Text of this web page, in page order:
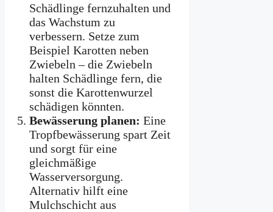
Schädlinge fernzuhalten und
das Wachstum zu
verbessern. Setze zum
Beispiel Karotten neben
Zwiebeln – die Zwiebeln
halten Schädlinge fern, die
sonst die Karottenwurzel
schädigen könnten.
Bewässerung planen: Eine
Tropfbewässerung spart Zeit
und sorgt für eine
gleichmäßige
Wasserversorgung.
Alternativ hilft eine
Mulchschicht aus